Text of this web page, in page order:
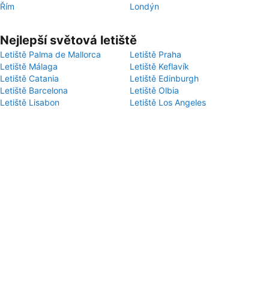
Řím
Londýn
Nejlepší světová letiště
Letiště Palma de Mallorca
Letiště Praha
Letiště Málaga
Letiště Keflavík
Letiště Catania
Letiště Edinburgh
Letiště Barcelona
Letiště Olbia
Letiště Lisabon
Letiště Los Angeles